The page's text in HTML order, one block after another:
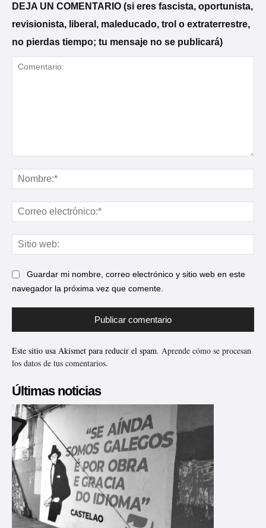
DEJA UN COMENTARIO (si eres fascista, oportunista,
revisionista, liberal, maleducado, trol o extraterrestre,
no pierdas tiempo; tu mensaje no se publicará)
Guardar mi nombre, correo electrónico y sitio web en este
navegador la próxima vez que comente.
Este sitio usa Akismet para reducir el spam. Aprende cómo se procesan
los datos de tus comentarios.
Últimas noticias